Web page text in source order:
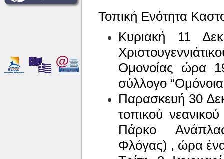
Τοπική Ενότητα
Κυριακή 11
Ομονοίας ώρα
σύλλογο
Παρασκευή 30
τοπικού νεανικού
Πάρκο
Φλόγας) , ώρα